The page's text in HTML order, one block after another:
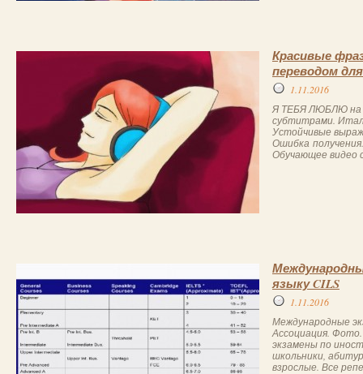
Красивые
переводом
1.11.2016
Я ТЕБЯ ЛЮБЛЮ на
субтитрами.
Устойчивые
Ошибка
Обучающее видео
языку CILS
1.11.2016
Международные
Ассоциация.
экзамены по
школьники,
взрослые. Все